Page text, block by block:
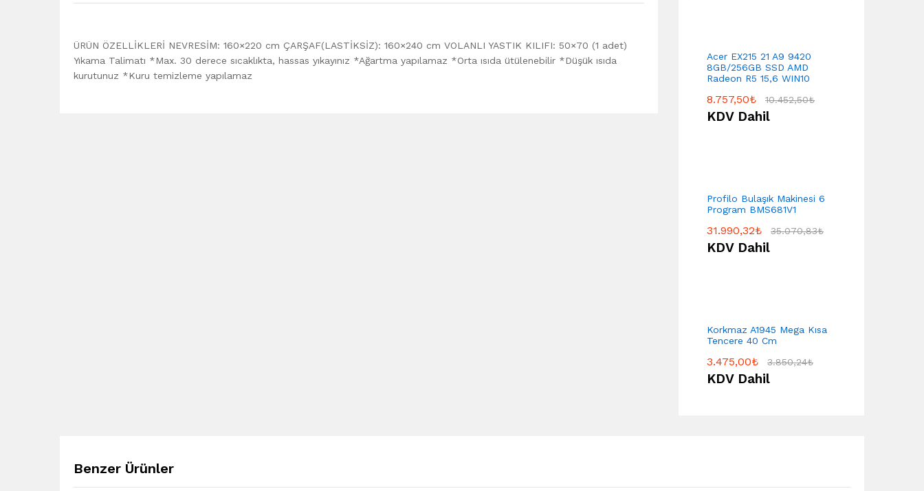
ÜRÜN ÖZELLİKLERİ NEVRESİM: 160×220 cm ÇARŞAF(LASTİKSİZ): 160×240 cm VOLANLI YASTIK KILIFI: 50×70 (1 adet)
Yıkama Talimatı *Max. 30 derece sıcaklıkta, hassas yıkayınız *Ağartma yapılamaz *Orta ısıda ütülenebilir *Düşük ısıda
kurutunuz *Kuru temizleme yapılamaz
Acer EX215 21 A9 9420
8GB/256GB SSD AMD
Radeon R5 15,6 WIN10
8.757,50₺ 10.452,50₺
KDV Dahil
Profilo Bulaşık Makinesi 6
Program BMS681V1
31.990,32₺ 35.070,83₺
KDV Dahil
Korkmaz A1945 Mega Kısa
Tencere 40 Cm
3.475,00₺ 3.850,24₺
KDV Dahil
Benzer Ürünler